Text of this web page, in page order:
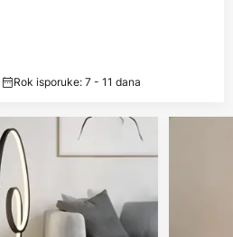
Rok isporuke: 7 - 11 dana